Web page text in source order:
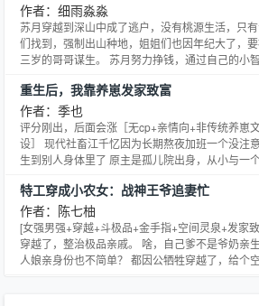
作者：细雨淼淼
苏月穿越到深山中成了逃户，没有桃源生活，只
们找到，强制出山种地，姐姐们也因年纪大了，
三岁的哥哥谋生。 苏月努力挣钱，通过自己的小
命挣下的小富即安。 还有隔壁邻居家的小哥，你
无父无母，艰难求生的小孩，如何一步一个脚印慢
重生后，我靠养崽发家致富
作者：季也
评分刚出，后面会涨［无cp+亲情向+非传统养崽
设］ 现代社畜江千忆因为长期熬夜加班一个没注
生到别人身体里了 原主是孤儿院出身，从小与一
十几年后原主去世，江千忆穿了过来 …… 道德水
置身事外，找到了姐姐的孩子开始抚养 后来因为
特工穿成小农女：战神王爷追妻忙
作者：陈七柚
[女强男强+穿越+斗极品+金手指+空间灵泉+发家
穿越了，整治极品亲戚。 啥，自己爹不是爷奶亲
人娘亲身份也不简单？ 都因公牺牲穿越了，给个